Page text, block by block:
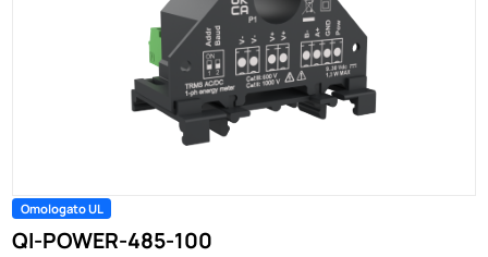
Omologato UL
QI-POWER-485-100